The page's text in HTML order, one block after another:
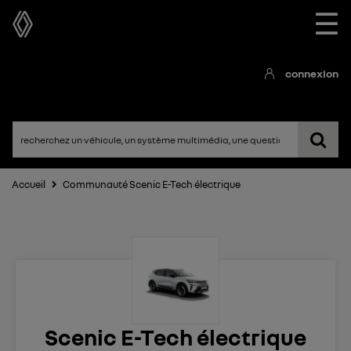
☰
connexion
Accueil Communauté Scenic E-Tech électrique
Scenic E-Tech électrique